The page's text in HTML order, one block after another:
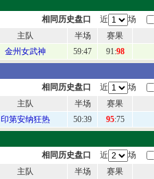
相同历史盘口
近
场
主队 半场
赛果
金州女武神 59:47 91:98
相同历史盘口
近
场
主队 半场
赛果
印第安纳狂热 50:39 95:75
相同历史盘口
近
场
主队 半场
赛果